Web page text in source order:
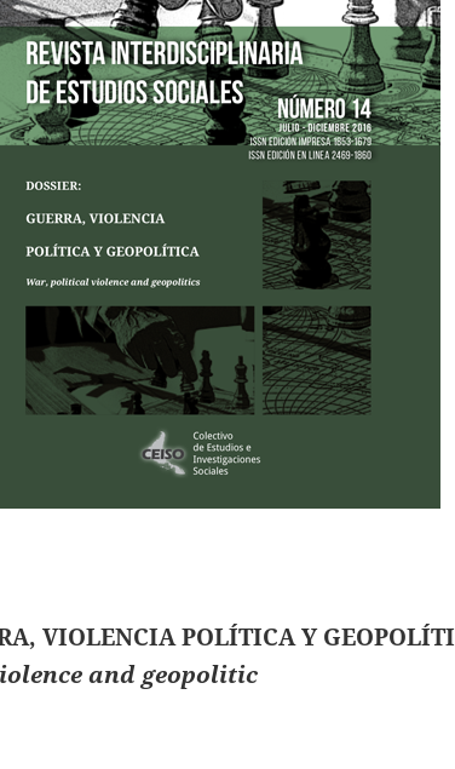
VIOLENCIA POLÍTICA Y
and geopolitic
Interdisciplinaria de Estudios